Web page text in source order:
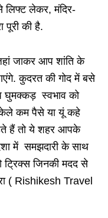
लिफ्ट लेकर, मंदिर-
पूरी की है.
जाकर आप शांति के
कुदरत की गोद में बसे
स्वभाव को
कम पैसे या यूं कहे
हैं तो ये शहर आपके
में समझदारी के साथ
ट्रिक्स जिनकी मदद से
( Rishikesh Travel